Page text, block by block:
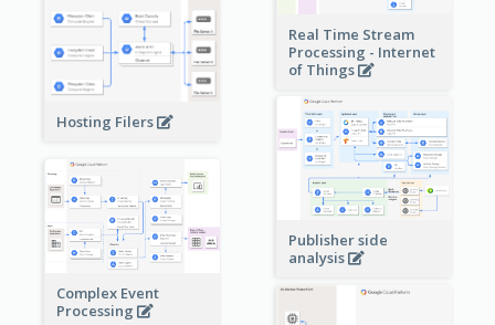
Real Time Stream
Processing - Internet
of Things
Hosting Filers
Publisher side
analysis
Complex Event
Processing